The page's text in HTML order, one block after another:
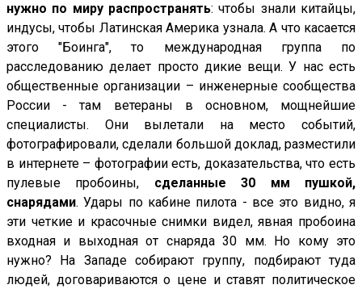
нужно по миру распространять: чтобы знали китайцы,
индусы, чтобы Латинская Америка узнала. А что касается
этого "Боинга", то международная группа по
расследованию делает просто дикие вещи. У нас есть
общественные организации – инженерные сообщества
России - там ветераны в основном, мощнейшие
специалисты. Они вылетали на место событий,
фотографировали, сделали большой доклад, разместили
в интернете – фотографии есть, доказательства, что есть
пулевые пробоины, сделанные 30 мм пушкой,
снарядами. Удары по кабине пилота - все это видно, я
эти четкие и красочные снимки видел, явная пробоина
входная и выходная от снаряда 30 мм. Но кому это
нужно? На Западе собирают группу, подбирают туда
людей, договариваются о цене и ставят политическое